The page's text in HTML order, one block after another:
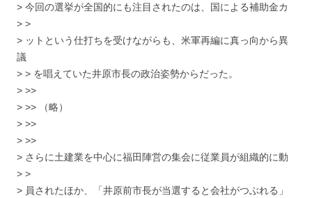
> 今回の選挙が全国的にも注目されたのは、国による補助金カ
> >
> ットという仕打ちを受けながらも、米軍再編に真っ向から異
議
> > を唱えていた井原市長の政治姿勢からだった。
> >>
> >> （略）
> >>
> >>
> さらに土建業を中心に福田陣営の集会に従業員が組織的に動
> >
> 員されたほか、「井原前市長が当選すると会社がつぶれる」